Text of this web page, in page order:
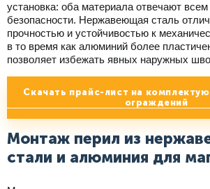
установка: оба материала отвечают
безопасности. Нержавеющая сталь
прочностью и устойчивостью к
в то время как алюминий более
позволяет избежать явных наружных
Скачать прайс-лист на
ограждений
Монтаж перил из
стали и алюминия для